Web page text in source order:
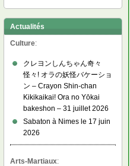
Actualités
Culture:
クレヨンしんちゃん奇々
怪々! オラの妖怪バケーショ
ン – Crayon Shin-chan
Kikikaikai! Ora no Yōkai
bakeshon – 31 juillet 2026
Sabaton à Nimes le 17 juin
2026
Arts-Martiaux: